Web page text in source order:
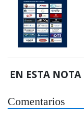
EN ESTA NOTA
Comentarios